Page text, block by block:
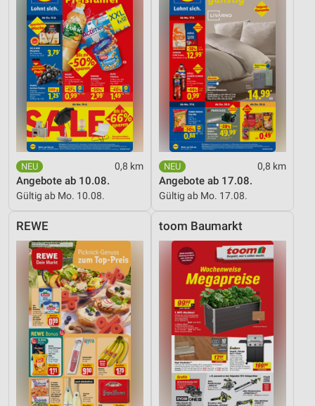
0,8 km
Angebote ab 10.08.
Gültig ab Mo. 10.08.
0,8 km
Angebote ab 17.08.
Gültig ab Mo. 17.08.
REWE toom Baumarkt